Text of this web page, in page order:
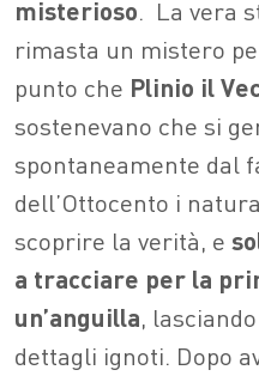
misterioso. La vera
rimasta un mistero
punto che Plinio il
sostenevano che si
spontaneamente dal
dell’Ottocento i
scoprire la verità, e
a tracciare per la
un’anguilla,
dettagli ignoti. Dopo